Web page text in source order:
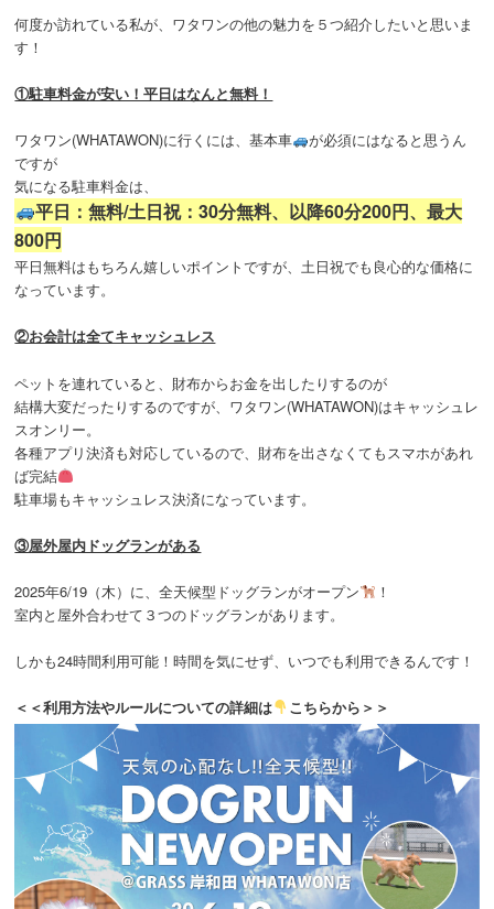
何度か訪れている私が、ワタワンの他の魅力を５つ紹介したいと思いま
す！
①駐車料金が安い！平日はなんと無料！
ワタワン(WHATAWON)に行くには、基本車
が必須にはなると思うん
ですが
気になる駐車料金は、
平日：無料/土日祝：30分無料、以降60分200円、最大
800円
平日無料はもちろん嬉しいポイントですが、土日祝でも良心的な価格に
なっています。
②お会計は全てキャッシュレス
ペットを連れていると、財布からお金を出したりするのが
結構大変だったりするのですが、ワタワン(WHATAWON)はキャッシュレ
スオンリー。
各種アプリ決済も対応しているので、財布を出さなくてもスマホがあれ
ば完結
駐車場もキャッシュレス決済になっています。
③屋外屋内ドッグランがある
2025年6/19（木）に、全天候型ドッグランがオープン
！
室内と屋外合わせて３つのドッグランがあります。
しかも24時間利用可能！時間を気にせず、いつでも利用できるんです！
＜＜利用方法やルールについての詳細は こちらから＞＞